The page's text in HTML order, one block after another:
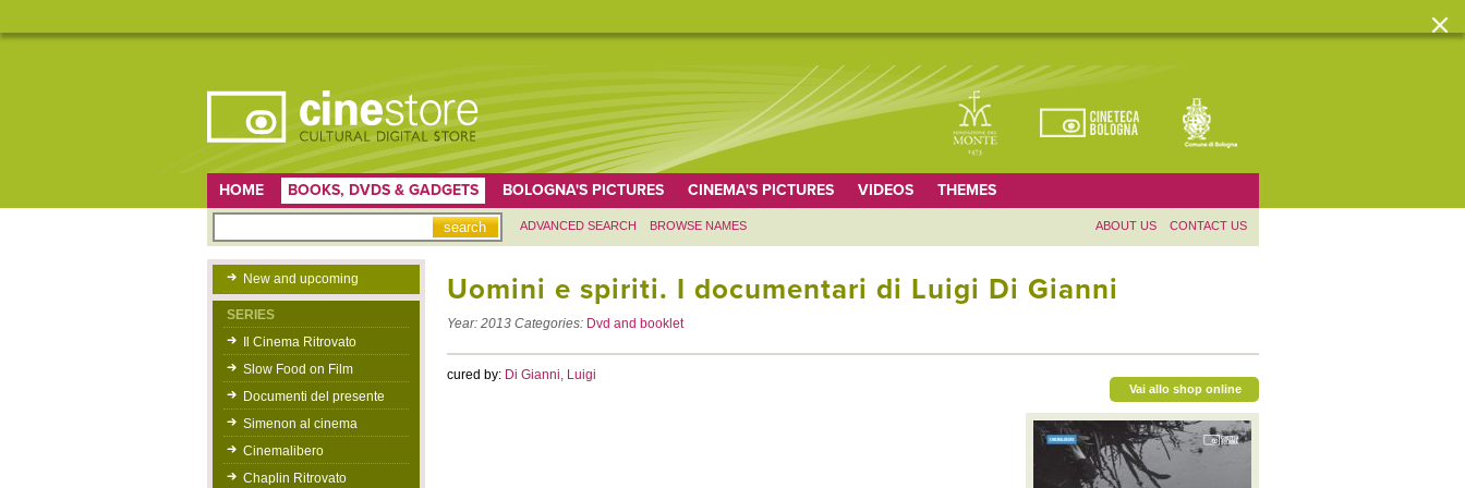
HOME BOOKS, DVDS & GADGETS BOLOGNA'S PICTURES CINEMA'S PICTURES VIDEOS THEMES
ADVANCED SEARCH BROWSE NAMES ABOUT US CONTACT US
New and upcoming
SERIES
Il Cinema Ritrovato
Slow Food on Film
Documenti del presente
Simenon al cinema
Cinemalibero
Chaplin Ritrovato
Uomini e spiriti. I documentari di Luigi Di Gianni
Year:2013 Categories: Dvd and booklet
Vai allo shop online
cured by: Di Gianni, Luigi